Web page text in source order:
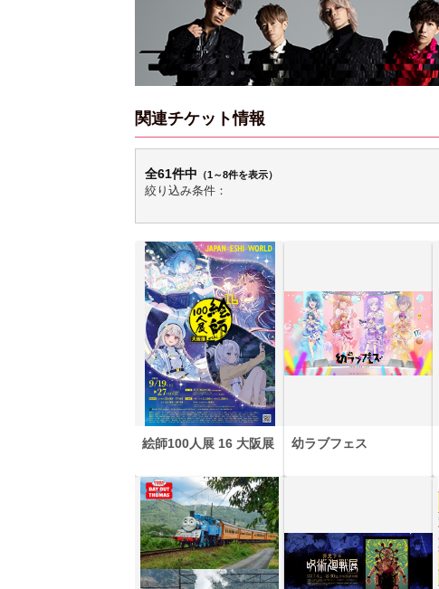
関連チケット情報
全61件中 （1～8件を表示）
絞り込み条件：
絵師100人展 16 大阪展 幼ラブフェス